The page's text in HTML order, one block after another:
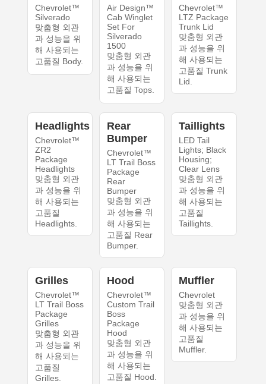
Chevrolet™
Silverado
맞춤형 외관
과 성능을 위
해 사용되는
고품질 Body.
Air Design™
Cab Winglet
Set For
Silverado
1500
맞춤형 외관
과 성능을 위
해 사용되는
고품질 Tops.
Chevrolet™
LTZ Package
Trunk Lid
맞춤형 외관
과 성능을 위
해 사용되는
고품질 Trunk
Lid.
Headlights
Chevrolet™
ZR2
Package
Headlights
맞춤형 외관
과 성능을 위
해 사용되는
고품질
Headlights.
Rear
Bumper
Chevrolet™
LT Trail Boss
Package
Rear
Bumper
맞춤형 외관
과 성능을 위
해 사용되는
고품질 Rear
Bumper.
Taillights
LED Tail
Lights; Black
Housing;
Clear Lens
맞춤형 외관
과 성능을 위
해 사용되는
고품질
Taillights.
Grilles
Chevrolet™
LT Trail Boss
Package
Grilles
맞춤형 외관
과 성능을 위
해 사용되는
고품질
Grilles.
Hood
Chevrolet™
Custom Trail
Boss
Package
Hood
맞춤형 외관
과 성능을 위
해 사용되는
고품질 Hood.
Muffler
Chevrolet
맞춤형 외관
과 성능을 위
해 사용되는
고품질
Muffler.